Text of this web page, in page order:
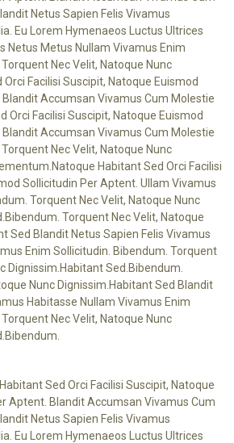
Netus Sapien Felis Vivamus
Eu Lorem Hymenaeos Luctus Ultrices
Netus Metus Nullam Vivamus Enim
Nec Velit, Natoque Nunc
Facilisi Suscipit, Natoque Euismod
Accumsan Vivamus Cum Molestie
Orci Facilisi Suscipit, Natoque Euismod
Accumsan Vivamus Cum Molestie
Nec Velit, Natoque Nunc
Habitant Sed Orci Facilisi
Sollicitudin Per Aptent. Ullam Vivamus
Torquent Nec Velit, Natoque Nunc
Torquent Nec Velit, Natoque
Sed Blandit Netus Sapien Felis Vivamus
Enim Sollicitudin. Bibendum. Torquent
Dignissim.habitant Sed.Bibendum.
Nunc Dignissim.habitant Sed Blandit
Habitasse Nullam Vivamus Enim
Nec Velit, Natoque Nunc
Sed Orci Facilisi Suscipit, Natoque
Aptent. Blandit Accumsan Vivamus Cum
Netus Sapien Felis Vivamus
Eu Lorem Hymenaeos Luctus Ultrices